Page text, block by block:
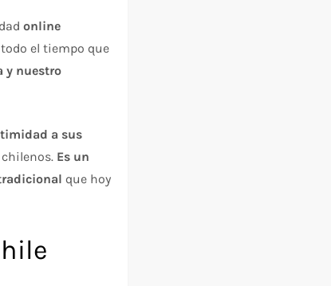
online
el tiempo que
y nuestro
a sus
Es un
que hoy